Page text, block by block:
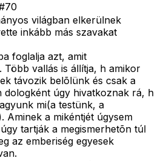
70
világban elkerülnek
inkább más szavakat
foglalja azt, amit
vallás is állítja, h amikor
távozik belõlünk és csak a
dologként úgy hivatkoznak rá, h
mi(a testünk, a
Aminek a mikéntjét úgysem
tartják a megismerhetõn túl
az emberiség egyesek